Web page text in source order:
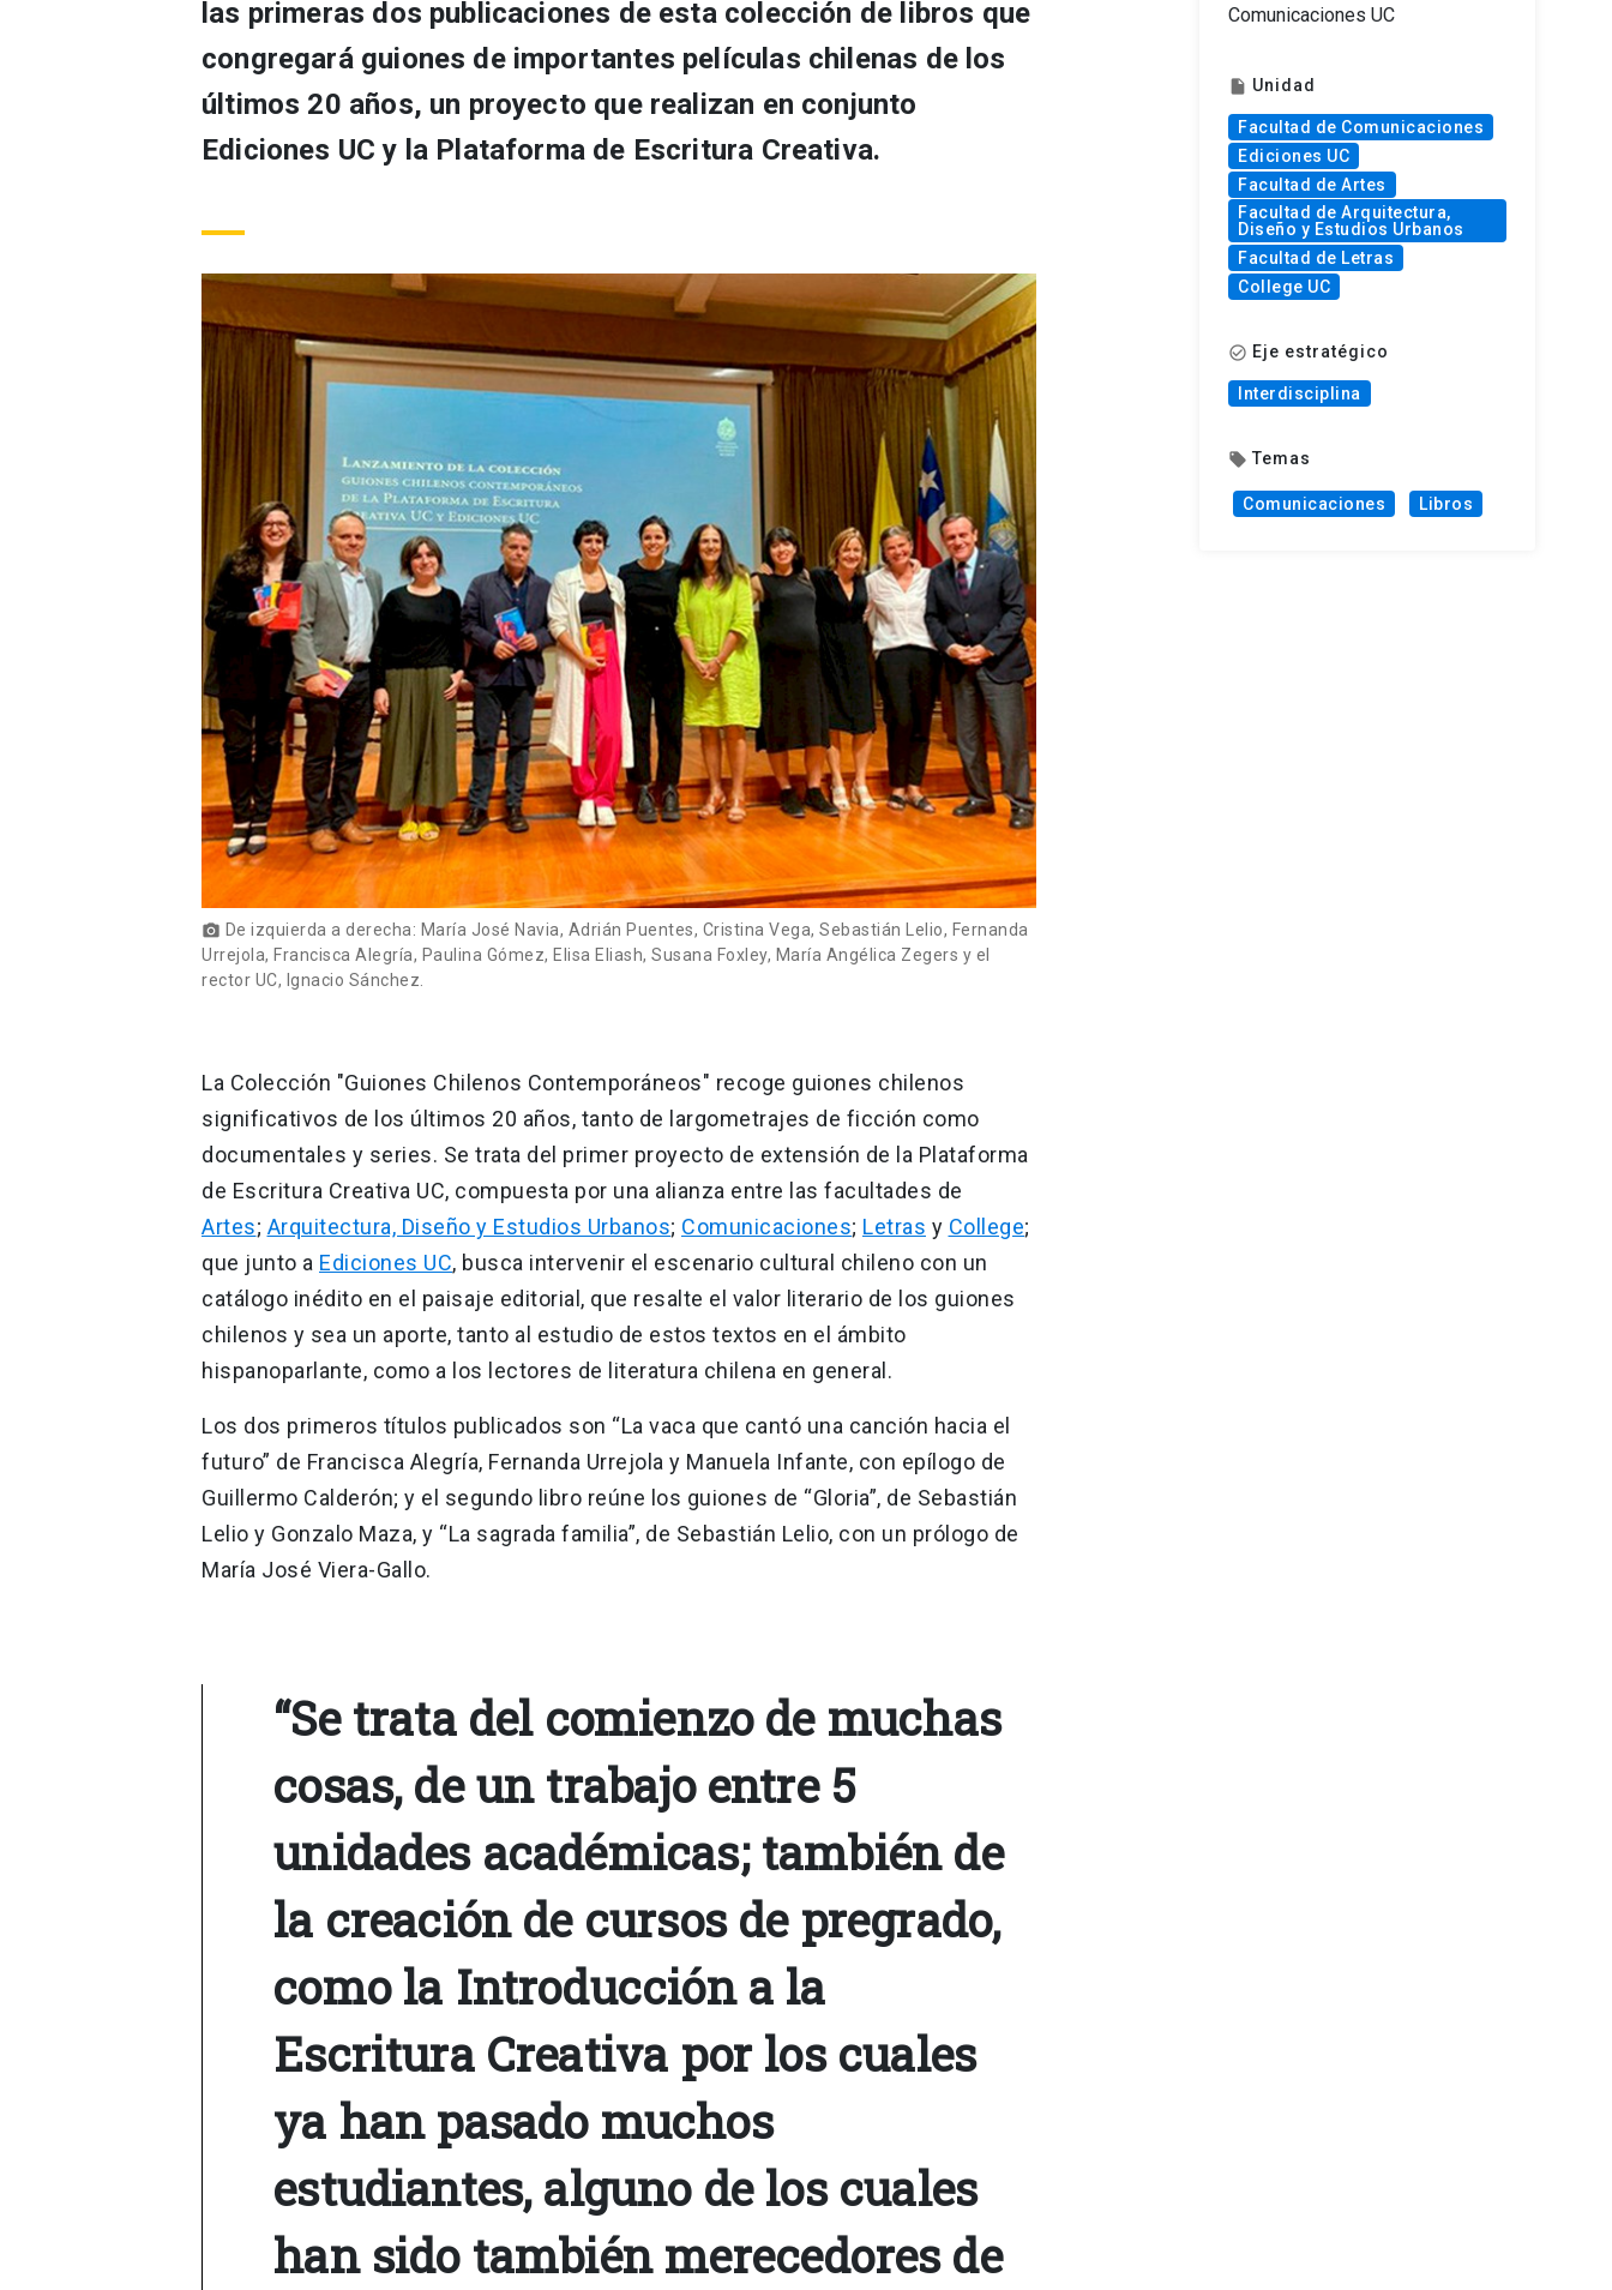
las primeras dos publicaciones de esta colección de libros que
congregará guiones de importantes películas chilenas de los
últimos 20 años, un proyecto que realizan en conjunto
Ediciones UC y la Plataforma de Escritura Creativa.
photo_camera De izquierda a derecha: María José Navia, Adrián Puentes, Cristina Vega, Sebastián Lelio, Fernanda
Urrejola, Francisca Alegría, Paulina Gómez, Elisa Eliash, Susana Foxley, María Angélica Zegers y el
rector UC, Ignacio Sánchez.
La Colección "Guiones Chilenos Contemporáneos" recoge guiones chilenos
significativos de los últimos 20 años, tanto de largometrajes de ficción como
documentales y series. Se trata del primer proyecto de extensión de la Plataforma
de Escritura Creativa UC, compuesta por una alianza entre las facultades de
Artes; Arquitectura, Diseño y Estudios Urbanos; Comunicaciones; Letras y College;
que junto a Ediciones UC, busca intervenir el escenario cultural chileno con un
catálogo inédito en el paisaje editorial, que resalte el valor literario de los guiones
chilenos y sea un aporte, tanto al estudio de estos textos en el ámbito
hispanoparlante, como a los lectores de literatura chilena en general.
Los dos primeros títulos publicados son “La vaca que cantó una canción hacia el
futuro” de Francisca Alegría, Fernanda Urrejola y Manuela Infante, con epílogo de
Guillermo Calderón; y el segundo libro reúne los guiones de “Gloria”, de Sebastián
Lelio y Gonzalo Maza, y “La sagrada familia”, de Sebastián Lelio, con un prólogo de
María José Viera-Gallo.
“Se trata del comienzo de muchas
cosas, de un trabajo entre 5
unidades académicas; también de
la creación de cursos de pregrado,
como la Introducción a la
Escritura Creativa por los cuales
ya han pasado muchos
estudiantes, alguno de los cuales
han sido también merecedores de
Comunicaciones UC
insert_drive_file Unidad
Facultad de Comunicaciones
Ediciones UC
Facultad de Artes
Facultad de Arquitectura,
Diseño y Estudios Urbanos
Facultad de Letras
College UC
check_circle_outline Eje estratégico
Interdisciplina
local_offer Temas
Comunicaciones Libros